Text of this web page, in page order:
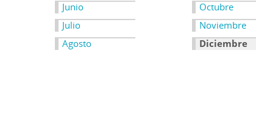
Junio
Julio
Agosto
Octubre
Noviembre
Diciembre